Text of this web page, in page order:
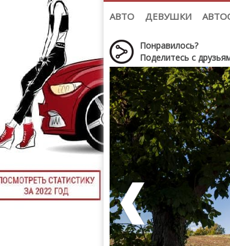
АВТО ДЕВУШКИ
Список марок
(+1102)
Понравилось?
Поделитесь с